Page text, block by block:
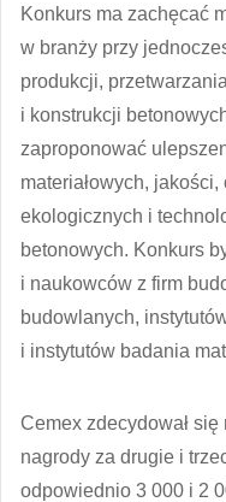
Konkurs ma zachęcać
w branży przy
produkcji,
i konstrukcji
zaproponować
materiałowych,
ekologicznych i
betonowych. Konkurs
i naukowców z firm
budowlanych,
i instytutów badania
Cemex zdecydował
nagrody za drugie i
odpowiednio 3 000 i 2